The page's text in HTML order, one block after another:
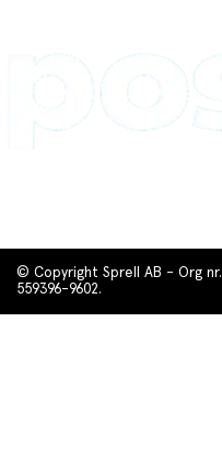
© Copyright Sprell AB - Org nr.
559396-9602.